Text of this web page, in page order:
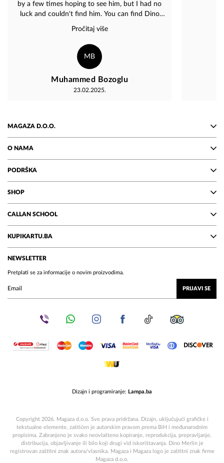
by a few times hoping to see him, but I had no
luck and couldn't find him. You can find Dino
Merlin albums and many kinds of souvenirs in the
store. I also bought a planner and a pen. I will
come to Bosnia again and stop by Magaza again.
Magaza'sı. Kendisini de görebilmek umuduyla bir
gelemedim. Mağazada Dino Merlin albümleri ve
hediyelik pek çok eşya çeşidi bulabilirsiniz. Bende
Pročitaj više
MB
Muhammed Bozoglu
23.02.2025.
MAGAZA D.O.O.
O NAMA
PODRŠKA
SHOP
CALLAN SCHOOL
KUPIKARTU.BA
NEWSLETTER
Pretplati se za informacije o novim proizvodima.
PRIJAVI SE
Dizajn i programiranje: Lampa.ba
Copyright 2026. Magaza d.o.o. Sve prava pridržana. Dizajn, uključujući grafičke i
tekstualne elemente, zaštićen je autorskim pravom prema BiH i međunarodnim
propisima. Zabranjeno je svako neovlašteno kopiranje, reprodukcija, prepravljanje,
distribucija, objavljivanje ili bilo koji drugi vid iskorištavanja. Dino Merlin je
registrovan zaštitni znak autora/vlasnika. Magaza i Magaza logo je zaštitni znak firme
Magaza d.o.o.